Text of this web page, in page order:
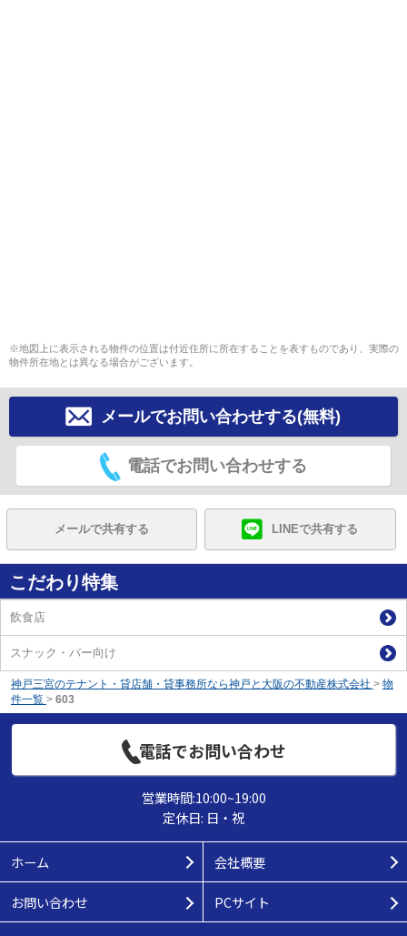
※地図上に表示される物件の位置は付近住所に所在することを表すものであり、実際の
物件所在地とは異なる場合がございます。
メールでお問い合わせする(無料)
電話でお問い合わせする
メールで共有する LINEで共有する
こだわり特集
飲食店
スナック・バー向け
神戸三宮のテナント・貸店舗・貸事務所なら神戸と大阪の不動産株式会社 > 物
件一覧 > 603
電話でお問い合わせ
営業時間:10:00~19:00
定休日: 日・祝
ホーム 会社概要
お問い合わせ PCサイト